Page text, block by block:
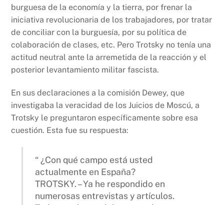
burguesa de la economía y la tierra, por frenar la
iniciativa revolucionaria de los trabajadores, por tratar
de conciliar con la burguesía, por su política de
colaboración de clases, etc. Pero Trotsky no tenía una
actitud neutral ante la arremetida de la reacción y el
posterior levantamiento militar fascista.
En sus declaraciones a la comisión Dewey, que
investigaba la veracidad de los Juicios de Moscú, a
Trotsky le preguntaron específicamente sobre esa
cuestión. Esta fue su respuesta:
“ ¿Con qué campo está usted
actualmente en España?
TROTSKY. – Ya he respondido en
numerosas entrevistas y artículos.